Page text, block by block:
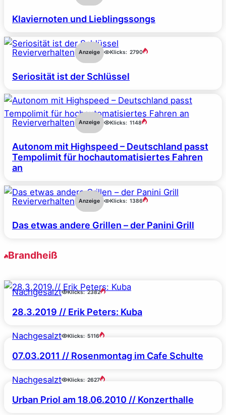
Klaviernoten und Lieblingssongs
Revierverhalten Anzeige Klicks: 2790
Seriosität ist der Schlüssel
Revierverhalten Anzeige Klicks: 1148
Autonom mit Highspeed – Deutschland passt
Tempolimit für hochautomatisiertes Fahren
an
Revierverhalten Anzeige Klicks: 1386
Das etwas andere Grillen – der Panini Grill
Brandheiß
Nachgesalzt Klicks: 2382
28.3.2019 // Erik Peters: Kuba
Nachgesalzt Klicks: 5116
07.03.2011 // Rosenmontag im Cafe Schulte
Nachgesalzt Klicks: 2627
Urban Priol am 18.06.2010 // Konzerthalle